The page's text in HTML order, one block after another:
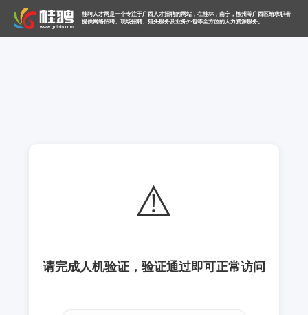
桂聘人才网是一个专注于广西人才招聘的网站，在桂林，南宁，柳州等广西区给求职者
提供网络招聘、现场招聘、猎头服务及业务外包等全方位的人力资源服务。
⚠️
请完成人机验证，验证通过即可正常访问